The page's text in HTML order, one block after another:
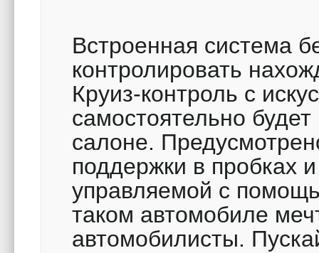
Встроенная система
контролировать
Круиз-контроль с
самостоятельно
салоне.
поддержки в пробках
управляемой с
таком автомобиле
автомобилисты.